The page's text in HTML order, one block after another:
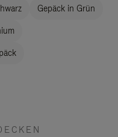
Gepäck in Grün